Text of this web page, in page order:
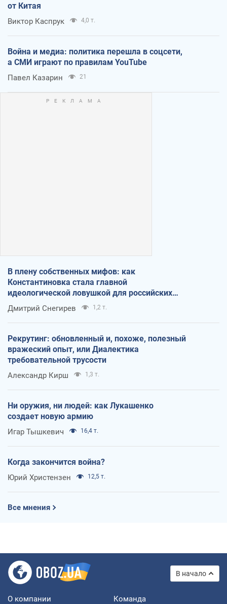
от Китая
Виктор Каспрук 4,0 т.
Война и медиа: политика перешла в соцсети,
а СМИ играют по правилам YouTube
Павел Казарин 21
В плену собственных мифов: как
Константиновка стала главной
идеологической ловушкой для российских
оккупантов
Дмитрий Снегирев 1,2 т.
Рекрутинг: обновленный и, похоже, полезный
вражеский опыт, или Диалектика
требовательной трусости
Александр Кирш 1,3 т.
Ни оружия, ни людей: как Лукашенко
создает новую армию
Игар Тышкевич 16,4 т.
Когда закончится война?
Юрий Христензен 12,5 т.
Все мнения
В начало
О компании Команда